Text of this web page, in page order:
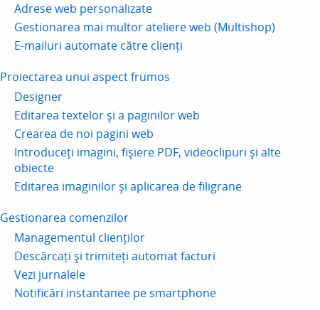
Adrese web personalizate
Gestionarea mai multor ateliere web (Multishop)
E-mailuri automate către clienți
Proiectarea unui aspect frumos
Designer
Editarea textelor și a paginilor web
Crearea de noi pagini web
Introduceți imagini, fișiere PDF, videoclipuri și alte
obiecte
Editarea imaginilor și aplicarea de filigrane
Gestionarea comenzilor
Managementul clienților
Descărcați și trimiteți automat facturi
Vezi jurnalele
Notificări instantanee pe smartphone